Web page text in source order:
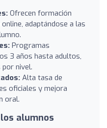
Ofrecen formación
adaptándose a las
Programas
3 años hasta adultos,
nivel.
Alta tasa de
oficiales y mejora
oral.
alumnos